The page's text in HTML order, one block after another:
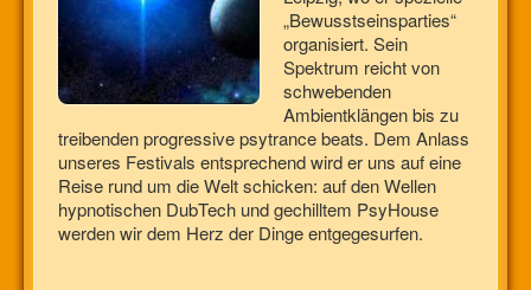
„Bewusstseinsparties“
organisiert. Sein
Spektrum reicht von
schwebenden
Ambientklängen bis zu
treibenden progressive psytrance beats. Dem Anlass
unseres Festivals entsprechend wird er uns auf eine
Reise rund um die Welt schicken: auf den Wellen
hypnotischen DubTech und gechilltem PsyHouse
werden wir dem Herz der Dinge entgegesurfen.